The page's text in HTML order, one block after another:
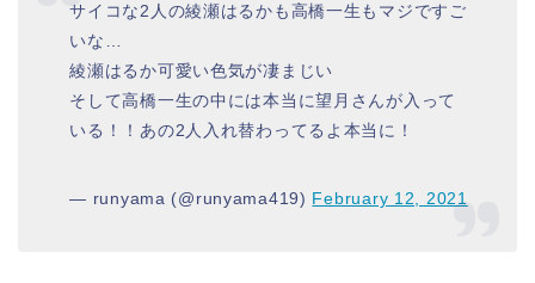
サイコな2人の綾瀬はるかも高橋一生もマジですご
いな…
綾瀬はるか可愛い色気が凄まじい
そして高橋一生の中には本当に望月さんが入って
いる！！あの2人入れ替わってるよ本当に！
— runyama (@runyama419) February 12, 2021